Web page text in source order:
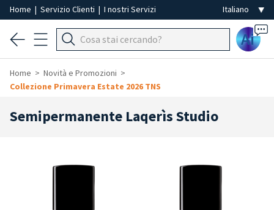
Home | Servizio Clienti | I nostri Servizi
Ai
Home
Novità e Promozioni
Collezione Primavera Estate 2026 TNS
Semipermanente Laqerìs Studio